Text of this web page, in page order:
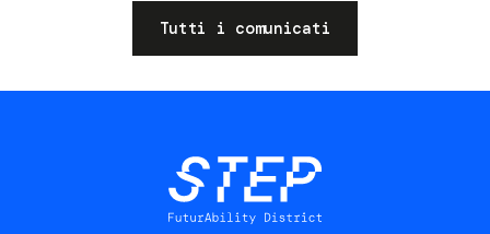
Tutti i comunicati